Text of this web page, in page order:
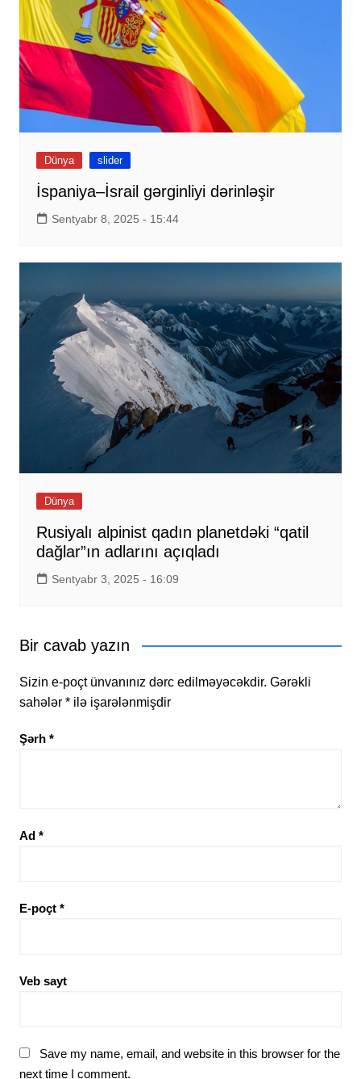
Dünya slider
İspaniya–İsrail gərginliyi dərinləşir
Sentyabr 8, 2025 - 15:44
Dünya
Rusiyalı alpinist qadın planetdəki “qatil
dağlar”ın adlarını açıqladı
Sentyabr 3, 2025 - 16:09
Bir cavab yazın
Sizin e-poçt ünvanınız dərc edilməyəcəkdir. Gərəkli
sahələr *ilə işarələnmişdir
Şərh *
Ad *
E-poçt *
Veb sayt
Save my name, email, and website in this browser for the
next time I comment.